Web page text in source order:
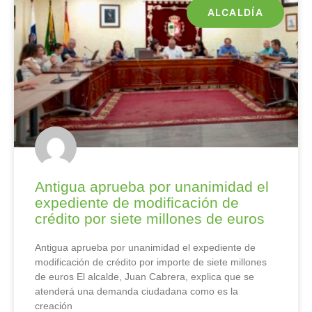
ALCALDÍA
Antigua aprueba por unanimidad el
expediente de modificación de
crédito por siete millones de euros
Antigua aprueba por unanimidad el expediente de
modificación de crédito por importe de siete millones
de euros El alcalde, Juan Cabrera, explica que se
atenderá una demanda ciudadana como es la
creación